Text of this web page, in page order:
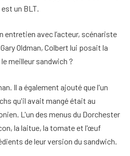
un BLT.
entretien avec l’acteur, scénariste
Oldman, Colbert lui posait la
meilleur sandwich ?
Il a également ajouté que l'un
qu'il avait mangé était au
L'un des menus du Dorchester
la laitue, la tomate et l'œuf
de leur version du sandwich.